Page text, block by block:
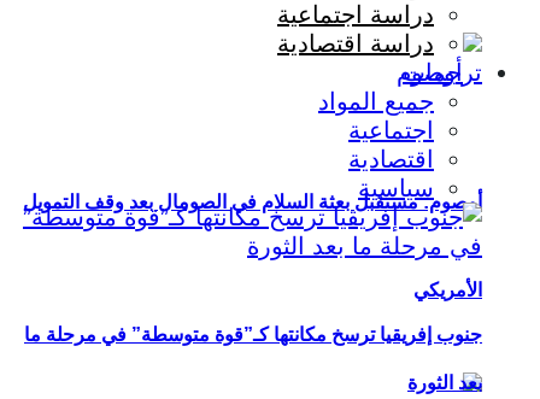
أوصوم: مستقبل بعثة السلام في الصومال بعد وقف التمويل
الأمريكي
دراسة اجتماعية
دراسة اقتصادية
ترجمات
جميع المواد
اجتماعية
اقتصادية
سياسية
جنوب إفريقيا ترسخ مكانتها كـ”قوة متوسطة” في مرحلة ما
بعد الثورة